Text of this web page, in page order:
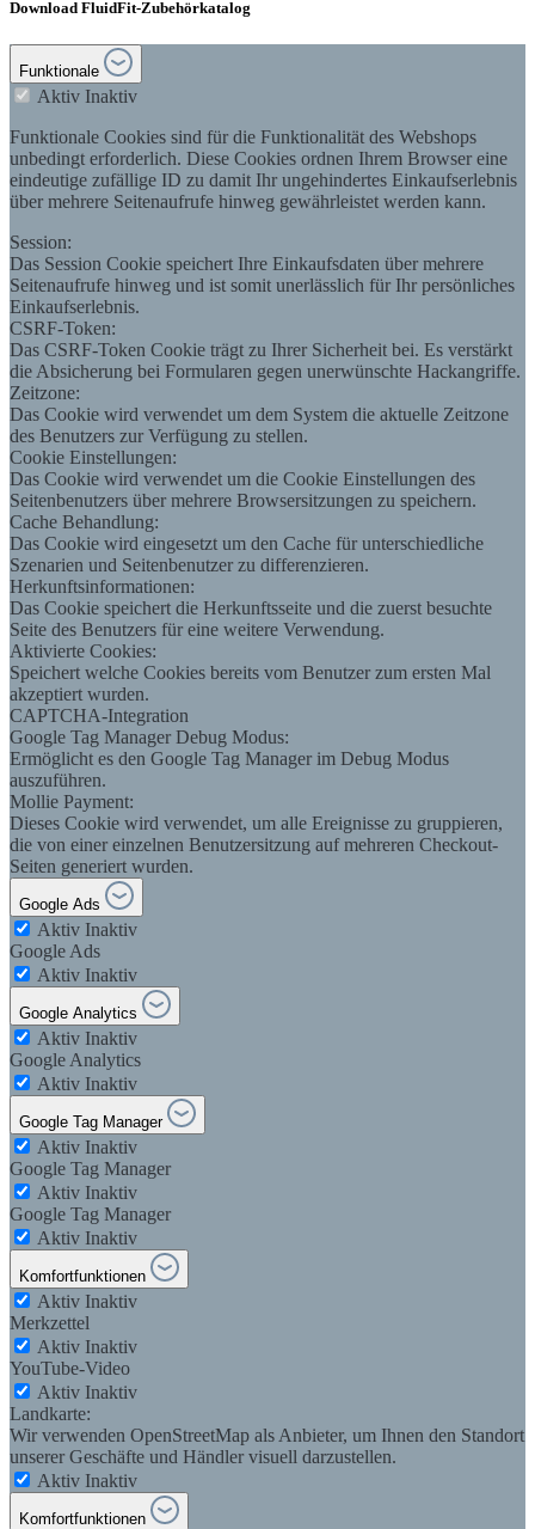
Download FluidFit-Zubehörkatalog
Funktionale
Aktiv Inaktiv
Funktionale Cookies sind für die Funktionalität des Webshops
unbedingt erforderlich. Diese Cookies ordnen Ihrem Browser eine
eindeutige zufällige ID zu damit Ihr ungehindertes Einkaufserlebnis
über mehrere Seitenaufrufe hinweg gewährleistet werden kann.
Session:
Das Session Cookie speichert Ihre Einkaufsdaten über mehrere
Seitenaufrufe hinweg und ist somit unerlässlich für Ihr persönliches
Einkaufserlebnis.
CSRF-Token:
Das CSRF-Token Cookie trägt zu Ihrer Sicherheit bei. Es verstärkt
die Absicherung bei Formularen gegen unerwünschte Hackangriffe.
Zeitzone:
Das Cookie wird verwendet um dem System die aktuelle Zeitzone
des Benutzers zur Verfügung zu stellen.
Cookie Einstellungen:
Das Cookie wird verwendet um die Cookie Einstellungen des
Seitenbenutzers über mehrere Browsersitzungen zu speichern.
Cache Behandlung:
Das Cookie wird eingesetzt um den Cache für unterschiedliche
Szenarien und Seitenbenutzer zu differenzieren.
Herkunftsinformationen:
Das Cookie speichert die Herkunftsseite und die zuerst besuchte
Seite des Benutzers für eine weitere Verwendung.
Aktivierte Cookies:
Speichert welche Cookies bereits vom Benutzer zum ersten Mal
akzeptiert wurden.
CAPTCHA-Integration
Google Tag Manager Debug Modus:
Ermöglicht es den Google Tag Manager im Debug Modus
auszuführen.
Mollie Payment:
Dieses Cookie wird verwendet, um alle Ereignisse zu gruppieren,
die von einer einzelnen Benutzersitzung auf mehreren Checkout-
Seiten generiert wurden.
Google Ads
Aktiv Inaktiv
Google Ads
Aktiv Inaktiv
Google Analytics
Aktiv Inaktiv
Google Analytics
Aktiv Inaktiv
Google Tag Manager
Aktiv Inaktiv
Google Tag Manager
Aktiv Inaktiv
Google Tag Manager
Aktiv Inaktiv
Komfortfunktionen
Aktiv Inaktiv
Merkzettel
Aktiv Inaktiv
YouTube-Video
Aktiv Inaktiv
Landkarte:
Wir verwenden OpenStreetMap als Anbieter, um Ihnen den Standort
unserer Geschäfte und Händler visuell darzustellen.
Aktiv Inaktiv
Komfortfunktionen